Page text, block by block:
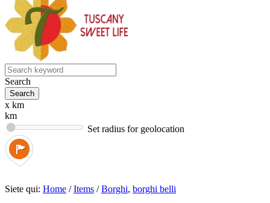
Search
x km
km
Set radius for geolocation
Siete qui: Home / Items / Borghi, borghi belli